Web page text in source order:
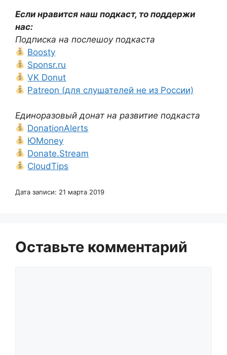
Если нравится наш подкаст, то поддержи
нас:
Подписка на послешоу подкаста
Boosty
Sponsr.ru
VK Donut
Patreon (для слушателей не из России)
Единоразовый донат на развитие подкаста
DonationAlerts
ЮMoney
Donate.Stream
CloudTips
Дата записи: 21 марта 2019
Оставьте комментарий